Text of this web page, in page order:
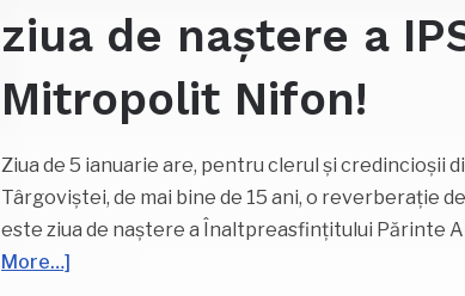
ziua de naștere a
Mitropolit Nifon!
Ziua de 5 ianuarie are, pentru clerul şi credincioşii
Târgoviştei, de mai bine de 15 ani, o reverberaţie
este ziua de naştere a Înaltpreasfinţitului Părinte
More…]